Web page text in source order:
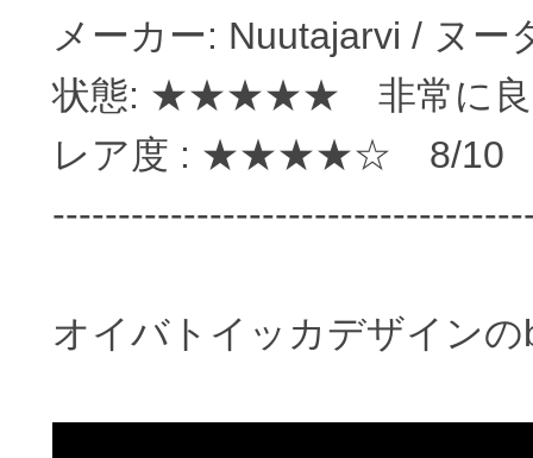
メーカー: Nuutajarvi / ヌー
状態: ★★★★★ 非常に
レア度 : ★★★★☆ 8/10
オイバトイッカデザイン